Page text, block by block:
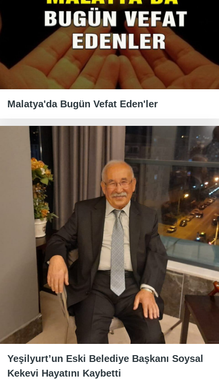
Malatya'da Bugün Vefat Eden'ler
Yeşilyurt’un Eski Belediye Başkanı Soysal
Kekevi Hayatını Kaybetti